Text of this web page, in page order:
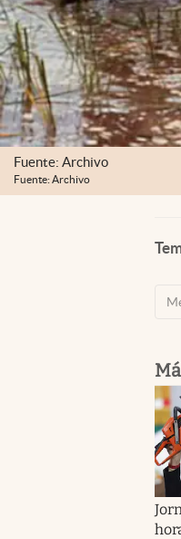
Fuente: Archivo
Fuente: Archivo